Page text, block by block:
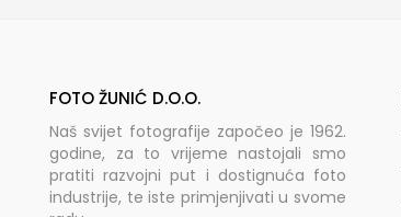
FOTO ŽUNIĆ D.O.O.
Naš svijet fotografije započeo je 1962.
godine, za to vrijeme nastojali smo
pratiti razvojni put i dostignuća foto
industrije, te iste primjenjivati u svome